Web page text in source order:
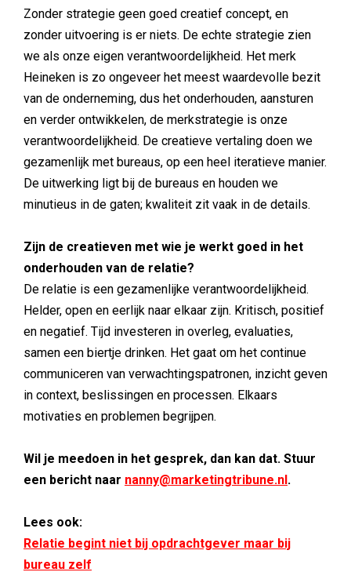
Zonder strategie geen goed creatief concept, en
zonder uitvoering is er niets. De echte strategie zien
we als onze eigen verantwoordelijkheid. Het merk
Heineken is zo ongeveer het meest waardevolle bezit
van de onderneming, dus het onderhouden, aansturen
en verder ontwikkelen, de merkstrategie is onze
verantwoordelijkheid. De creatieve vertaling doen we
gezamenlijk met bureaus, op een heel iteratieve manier.
De uitwerking ligt bij de bureaus en houden we
minutieus in de gaten; kwaliteit zit vaak in de details.
Zijn de creatieven met wie je werkt goed in het
onderhouden van de relatie?
De relatie is een gezamenlijke verantwoordelijkheid.
Helder, open en eerlijk naar elkaar zijn. Kritisch, positief
en negatief. Tijd investeren in overleg, evaluaties,
samen een biertje drinken. Het gaat om het continue
communiceren van verwachtingspatronen, inzicht geven
in context, beslissingen en processen. Elkaars
motivaties en problemen begrijpen.
Wil je meedoen in het gesprek, dan kan dat. Stuur
een bericht naar nanny@marketingtribune.nl.
Lees ook:
Relatie begint niet bij opdrachtgever maar bij
bureau zelf